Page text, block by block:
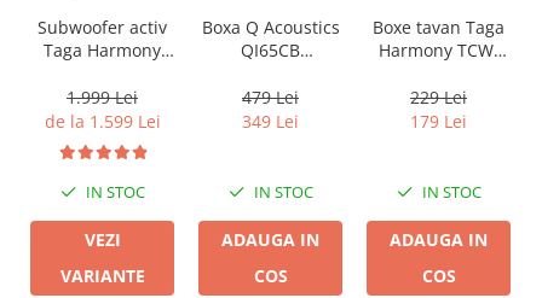
Subwoofer activ
Taga Harmony
v3
1.999 Lei
de la 1.599 Lei
IN STOC
VEZI
VARIANTE
Boxa Q Acoustics
QI65CB
Ceiling (1 buc)
479 Lei
349 Lei
IN STOC
ADAUGA IN
COS
Boxe tavan Taga
Harmony TCW-
229 Lei
179 Lei
IN STOC
ADAUGA IN
COS